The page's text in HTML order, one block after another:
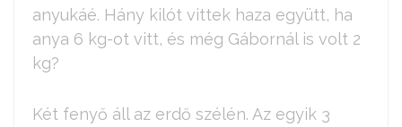
anyukáé. Hány kilót vittek haza együtt, ha
anya 6 kg-ot vitt, és még Gábornál is volt 2
kg?
Két fenyő áll az erdő szélén. Az egyik 3